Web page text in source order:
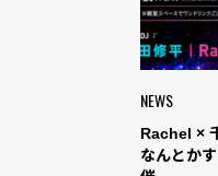
NEWS
Rachel ×
なんとか